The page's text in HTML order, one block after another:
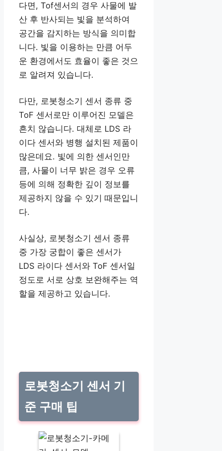
다면, Tof센서의 경우 사물에 발
산 후 반사되는 빛을 분석하여
공간을 감지하는 방식을 의미합
니다. 빛을 이용하는 만큼 어두
운 환경에서도 효율이 좋은 것으
로 알려져 있습니다.
다만, 로봇청소기 센서 종류 중
ToF 센서로만 이루어진 모델은
흔치 않습니다. 대체로 LDS 라
이다 센서와 병행 설치된 제품이
많은데요. 빛에 의한 센서인만
큼, 사물이 너무 밝은 경우 오류
등에 의해 정확한 깊이 정보를
제공하지 않을 수 있기 때문입니
다.
사실상, 로봇청소기 센서 종류
중 가장 궁합이 좋은 센서가
LDS 라이다 센서와 ToF 센서일
정도로 서로 상호 보완해주는 역
할을 제공하고 있습니다.
로봇청소기 센서 기
준 구매 팁